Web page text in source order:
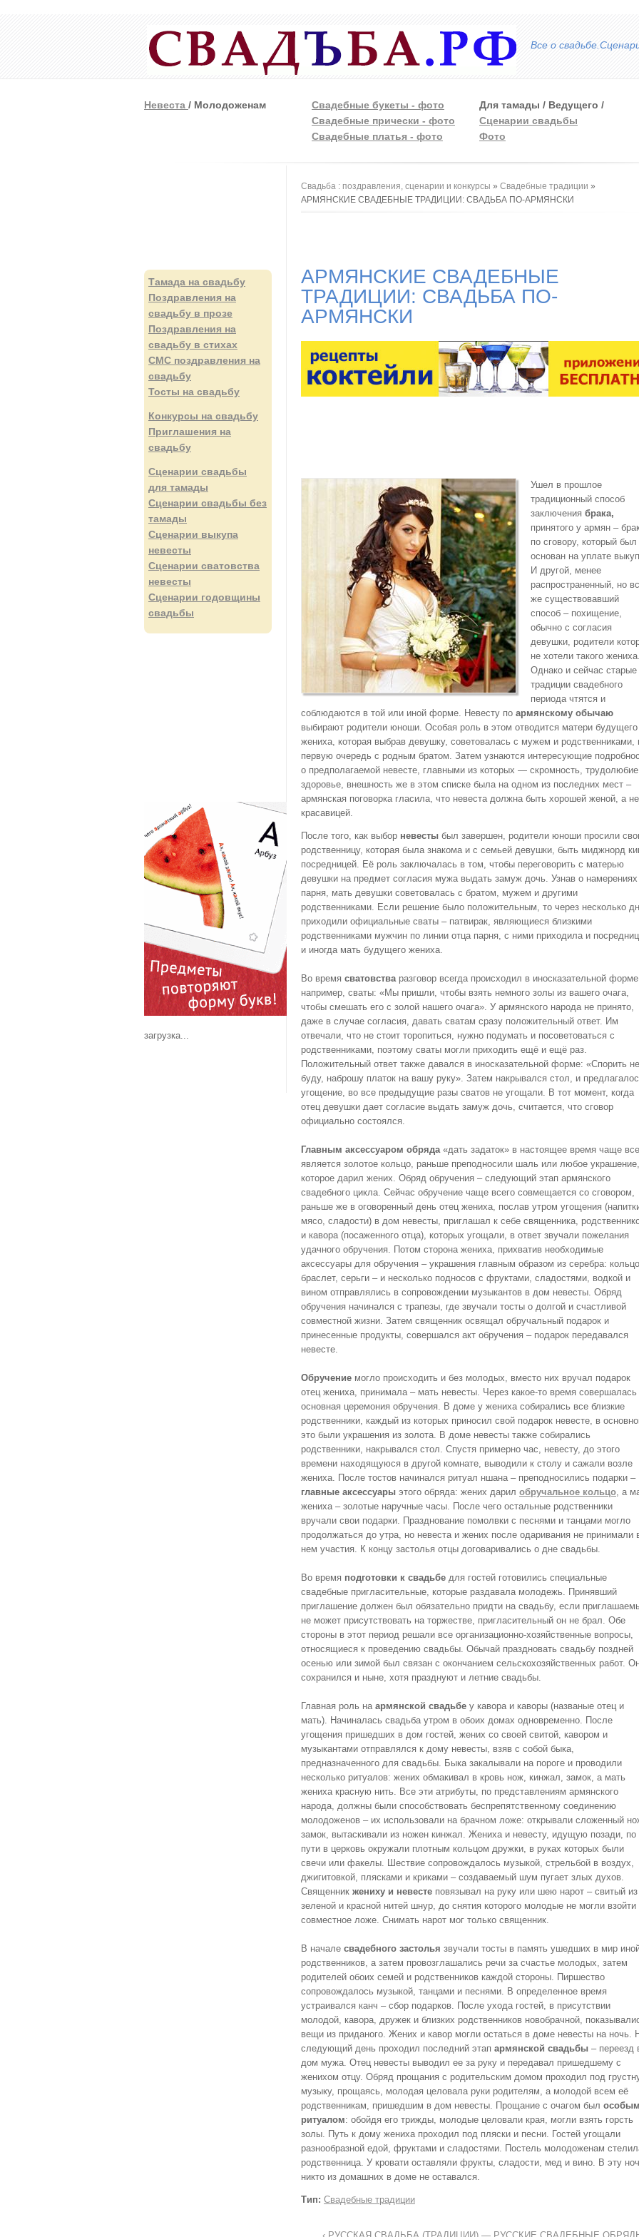
Все о
Невеста / Молодоженам
Свадебные букеты - фото
Свадебные прически - фото
Свадебные платья - фото
Для тамады / Ведущего /
Сценарии свадьбы
Фото
Тамада на свадьбу
Поздравления на
свадьбу в прозе
Поздравления на
свадьбу в стихах
СМС поздравления на
свадьбу
Тосты на свадьбу
Конкурсы на свадьбу
Приглашения на
свадьбу
Сценарии свадьбы
для тамады
Сценарии свадьбы без
тамады
Сценарии выкупа
невесты
Сценарии сватовства
невесты
Сценарии годовщины
свадьбы
загрузка...
Вы здесь
Свадьба : поздравления, сценарии и конкурсы » Свадебные традиции »
АРМЯНСКИЕ СВАДЕБНЫЕ ТРАДИЦИИ: СВАДЬБА ПО-АРМЯНСКИ
АРМЯНСКИЕ СВАДЕБНЫЕ
ТРАДИЦИИ: СВАДЬБА ПО-
АРМЯНСКИ
Ушел в прошлое
традиционный способ
заключения брака,
принятого у армян –
по сговору, который был
основан на уплате
И другой, менее
распространенный, но
же существовавший
способ – похищение,
обычно с согласия
девушки, родители
не хотели такого жениха.
Однако и сейчас старые
традиции свадебного
периода чтятся и
соблюдаются в той или иной форме. Невесту по армянскому обычаю
выбирают родители юноши. Особая роль в этом отводится матери будущего
жениха, которая выбрав девушку, советовалась с мужем и родственниками,
первую очередь с родным братом. Затем узнаются интересующие
о предполагаемой невесте, главными из которых — скромность,
здоровье, внешность же в этом списке была на одном из последних мест –
армянская поговорка гласила, что невеста должна быть хорошей женой, а не
красавицей.
После того, как выбор невесты был завершен, родители юноши просили
родственницу, которая была знакома и с семьей девушки, быть миджнорд
посредницей. Её роль заключалась в том, чтобы переговорить с матерью
девушки на предмет согласия мужа выдать замуж дочь. Узнав о намерениях
парня, мать девушки советовалась с братом, мужем и другими
родственниками. Если решение было положительным, то через несколько
приходили официальные сваты – патвирак, являющиеся близкими
родственниками мужчин по линии отца парня, с ними приходила и
и иногда мать будущего жениха.
Во время сватовства разговор всегда происходил в иносказательной
например, сваты: «Мы пришли, чтобы взять немного золы из вашего очага,
чтобы смешать его с золой нашего очага». У армянского народа не принято,
даже в случае согласия, давать сватам сразу положительный ответ. Им
отвечали, что не стоит торопиться, нужно подумать и посоветоваться с
родственниками, поэтому сваты могли приходить ещё и ещё раз.
Положительный ответ также давался в иносказательной форме: «Спорить не
буду, наброшу платок на вашу руку». Затем накрывался стол, и
угощение, во все предыдущие разы сватов не угощали. В тот момент, когда
отец девушки дает согласие выдать замуж дочь, считается, что сговор
официально состоялся.
Главным аксессуаром обряда«дать задаток» в настоящее время чаще
является золотое кольцо, раньше преподносили шаль или любое украшение,
которое дарил жених. Обряд обручения – следующий этап армянского
свадебного цикла. Сейчас обручение чаще всего совмещается со сговором,
раньше же в оговоренный день отец жениха, послав утром угощения
мясо, сладости) в дом невесты, приглашал к себе священника,
и кавора (посаженного отца), которых угощали, в ответ звучали пожелания
удачного обручения. Потом сторона жениха, прихватив необходимые
аксессуары для обручения – украшения главным образом из серебра:
браслет, серьги – и несколько подносов с фруктами, сладостями, водкой и
вином отправлялись в сопровождении музыкантов в дом невесты. Обряд
обручения начинался с трапезы, где звучали тосты о долгой и счастливой
совместной жизни. Затем священник освящал обручальный подарок и
принесенные продукты, совершался акт обручения – подарок передавался
невесте.
Обручение могло происходить и без молодых, вместо них вручал подарок
отец жениха, принимала – мать невесты. Через какое-то время совершалась
основная церемония обручения. В доме у жениха собирались все близкие
родственники, каждый из которых приносил свой подарок невесте, в
это были украшения из золота. В доме невесты также собирались
родственники, накрывался стол. Спустя примерно час, невесту, до этого
времени находящуюся в другой комнате, выводили к столу и сажали возле
жениха. После тостов начинался ритуал ншана – преподносились подарки –
главные аксессуары этого обряда: жених дарил обручальное кольцо, а
жениха – золотые наручные часы. После чего остальные родственники
вручали свои подарки. Празднование помолвки с песнями и танцами могло
продолжаться до утра, но невеста и жених после одаривания не принимали
нем участия. К концу застолья отцы договаривались о дне свадьбы.
Во время подготовки к свадьбе для гостей готовились специальные
свадебные пригласительные, которые раздавала молодежь. Принявший
приглашение должен был обязательно придти на свадьбу, если
не может присутствовать на торжестве, пригласительный он не брал. Обе
стороны в этот период решали все организационно-хозяйственные вопросы,
относящиеся к проведению свадьбы. Обычай праздновать свадьбу поздней
осенью или зимой был связан с окончанием сельскохозяйственных работ.
сохранился и ныне, хотя празднуют и летние свадьбы.
Главная роль на армянской свадьбе у кавора и каворы (названые отец и
мать). Начиналась свадьба утром в обоих домах одновременно. После
угощения пришедших в дом гостей, жених со своей свитой, кавором и
музыкантами отправлялся к дому невесты, взяв с собой быка,
предназначенного для свадьбы. Быка закалывали на пороге и проводили
несколько ритуалов: жених обмакивал в кровь нож, кинжал, замок, а мать
жениха красную нить. Все эти атрибуты, по представлениям армянского
народа, должны были способствовать беспрепятственному соединению
молодоженов – их использовали на брачном ложе: открывали сложенный
замок, вытаскивали из ножен кинжал. Жениха и невесту, идущую позади, по
пути в церковь окружали плотным кольцом дружки, в руках которых были
свечи или факелы. Шествие сопровождалось музыкой, стрельбой в воздух,
джигитовкой, плясками и криками – создаваемый шум пугает злых духов.
Священник жениху и невесте повязывал на руку или шею нарот – свитый из
зеленой и красной нитей шнур, до снятия которого молодые не могли взойти
совместное ложе. Снимать нарот мог только священник.
В начале свадебного застолья звучали тосты в память ушедших в мир
родственников, а затем провозглашались речи за счастье молодых, затем
родителей обоих семей и родственников каждой стороны. Пиршество
сопровождалось музыкой, танцами и песнями. В определенное время
устраивался канч – сбор подарков. После ухода гостей, в присутствии
молодой, кавора, дружек и близких родственников новобрачной,
вещи из приданого. Жених и кавор могли остаться в доме невесты на ночь.
следующий день проходил последний этап армянской свадьбы – переезд
дом мужа. Отец невесты выводил ее за руку и передавал пришедшему с
женихом отцу. Обряд прощания с родительским домом проходил под
музыку, прощаясь, молодая целовала руки родителям, а молодой всем её
родственникам, пришедшим в дом невесты. Прощание с очагом был особым
ритуалом: обойдя его трижды, молодые целовали края, могли взять горсть
золы. Путь к дому жениха проходил под пляски и песни. Гостей угощали
разнообразной едой, фруктами и сладостями. Постель молодоженам
родственница. У кровати оставляли фрукты, сладости, мед и вино. В эту
никто из домашних в доме не оставался.
Тип: Свадебные традиции